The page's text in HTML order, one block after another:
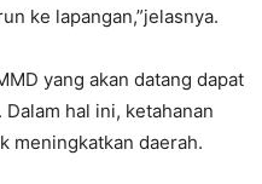
ke lapangan,”jelasnya.
yang akan datang dapat
hal ini, ketahanan
meningkatkan daerah.